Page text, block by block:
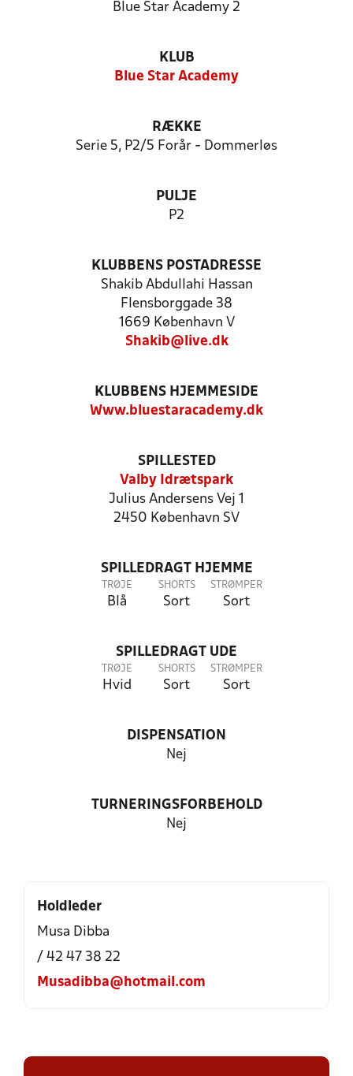
Blue Star Academy 2
KLUB
Blue Star Academy
RÆKKE
Serie 5, P2/5 Forår - Dommerløs
PULJE
P2
KLUBBENS POSTADRESSE
Shakib Abdullahi Hassan
Flensborggade 38
1669 København V
Shakib@live.dk
KLUBBENS HJEMMESIDE
Www.bluestaracademy.dk
SPILLESTED
Valby Idrætspark
Julius Andersens Vej 1
2450 København SV
SPILLEDRAGT HJEMME
TRØJE
Blå
SHORTS
Sort
STRØMPER
Sort
SPILLEDRAGT UDE
TRØJE
Hvid
SHORTS
Sort
STRØMPER
Sort
DISPENSATION
Nej
TURNERINGSFORBEHOLD
Nej
Holdleder
Musa Dibba
/ 42 47 38 22
Musadibba@hotmail.com